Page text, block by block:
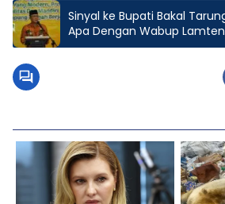
Sinyal ke Bupati Bakal
Apa Dengan Wabup